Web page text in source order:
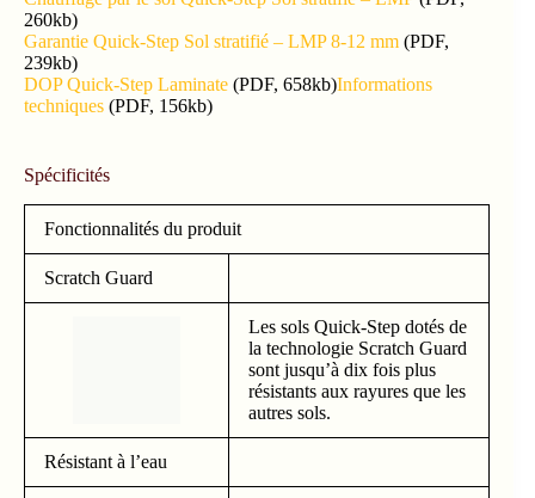
260kb)
Garantie Quick-Step Sol stratifié – LMP 8-12 mm (PDF,
239kb)
DOP Quick-Step Laminate (PDF, 658kb)Informations
techniques (PDF, 156kb)
Spécificités
Fonctionnalités du produit
Scratch Guard
Les sols Quick-Step dotés de
la technologie Scratch Guard
sont jusqu’à dix fois plus
résistants aux rayures que les
autres sols.
Résistant à l’eau